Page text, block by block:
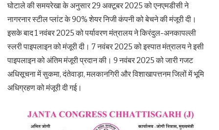
घोटाले की समयरेखा के अनुसार 29 अक्टूबर 2025 को एनएमडीसी ने
नागरनार स्टील प्लांट के 90% शेयर निजी कंपनी को बेचने की मंजूरी दी।
इसके बाद 1 नवंबर 2025 को पर्यावरण मंत्रालय ने किरंदुल-अनकापल्ली
स्लरी पाइपलाइन को मंजूरी दी। 7 नवंबर 2025 को इस्पात मंत्रालय ने इसी
पाइपलाइन को अंतिम मंजूरी प्रदान की। 9 नवंबर 2025 को जारी गजट
अधिसूचना में सुकमा, दंतेवाड़ा, मलकानगिरी और विशाखापत्तनम जिलों में भूमि
अधिग्रहण को मंजूरी दी गई।